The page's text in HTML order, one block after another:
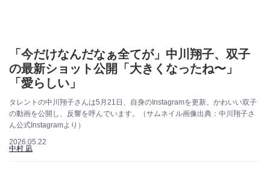
「今だけなんだなぁ全てが」中川翔子、双子
の最新ショット公開「大きくなったね〜」
「愛らしい」
タレントの中川翔子さんは5月21日、自身のInstagramを更新。かわいい双子
の動画を公開し、反響を呼んでいます。（サムネイル画像出典：中川翔子さ
ん公式Instagramより）
2026.05.22
中村 凪